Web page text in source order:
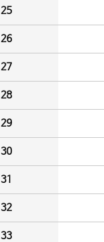
25
26
27
28
29
30
31
32
33